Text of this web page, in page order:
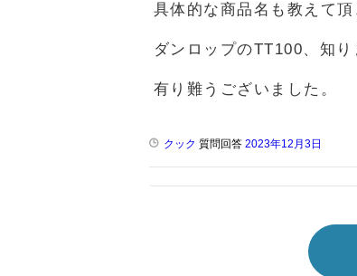
具体的な商品名も教えて
ダンロップのTT100、知
有り難うございました。
クック 質問回答 2023年12月3日